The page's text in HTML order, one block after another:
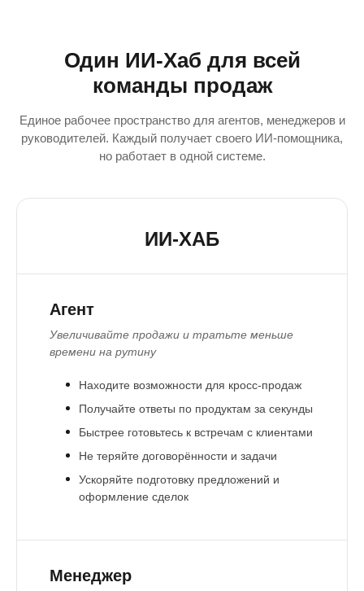
Один ИИ-Хаб для всей
команды продаж
Единое рабочее пространство для агентов, менеджеров и
руководителей. Каждый получает своего ИИ-помощника,
но работает в одной системе.
ИИ-ХАБ
Агент
Увеличивайте продажи и тратьте меньше
времени на рутину
Находите возможности для кросс-продаж
Получайте ответы по продуктам за секунды
Быстрее готовьтесь к встречам с клиентами
Не теряйте договорённости и задачи
Ускоряйте подготовку предложений и
оформление сделок
Менеджер